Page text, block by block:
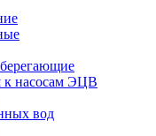
к насосам ЭЦВ
вод